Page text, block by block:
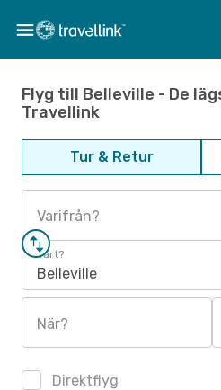
Flyg till Belleville - De
Travellink
Tur & Retur
Varifrån?
Vart?
Belleville
När?
Direktflyg